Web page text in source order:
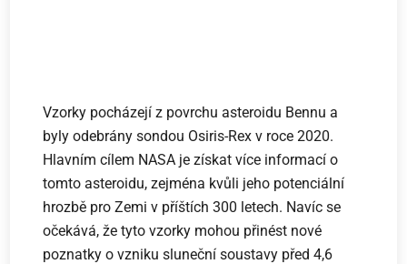
Vzorky pocházejí z povrchu asteroidu Bennu a
byly odebrány sondou Osiris-Rex v roce 2020.
Hlavním cílem NASA je získat více informací o
tomto asteroidu, zejména kvůli jeho potenciální
hrozbě pro Zemi v příštích 300 letech. Navíc se
očekává, že tyto vzorky mohou přinést nové
poznatky o vzniku sluneční soustavy před 4,6